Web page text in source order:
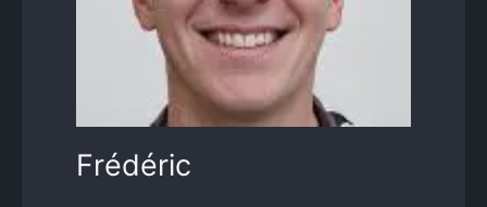
Frédéric